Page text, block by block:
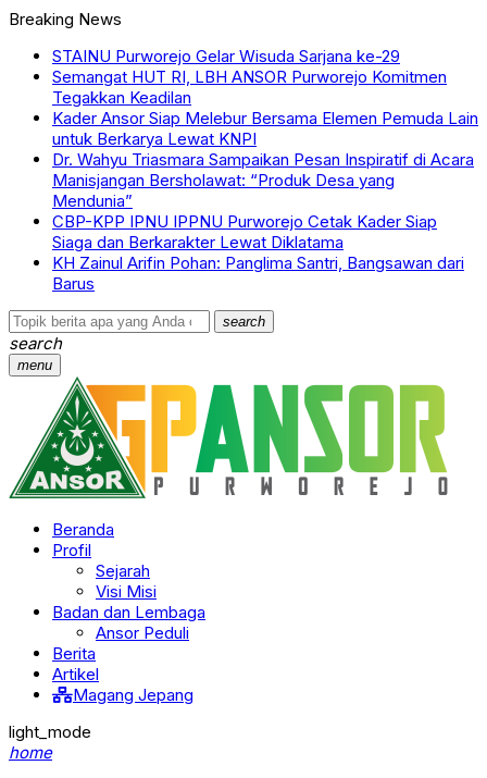
Breaking News
STAINU Purworejo Gelar Wisuda Sarjana ke-29
Semangat HUT RI, LBH ANSOR Purworejo Komitmen
Tegakkan Keadilan
Kader Ansor Siap Melebur Bersama Elemen Pemuda Lain
untuk Berkarya Lewat KNPI
Dr. Wahyu Triasmara Sampaikan Pesan Inspiratif di Acara
Manisjangan Bersholawat: “Produk Desa yang
Mendunia”
CBP-KPP IPNU IPPNU Purworejo Cetak Kader Siap
Siaga dan Berkarakter Lewat Diklatama
KH Zainul Arifin Pohan: Panglima Santri, Bangsawan dari
Barus
search
search
menu
Beranda
Profil
Sejarah
Visi Misi
Badan dan Lembaga
Ansor Peduli
Berita
Artikel
Magang Jepang
light_mode
home